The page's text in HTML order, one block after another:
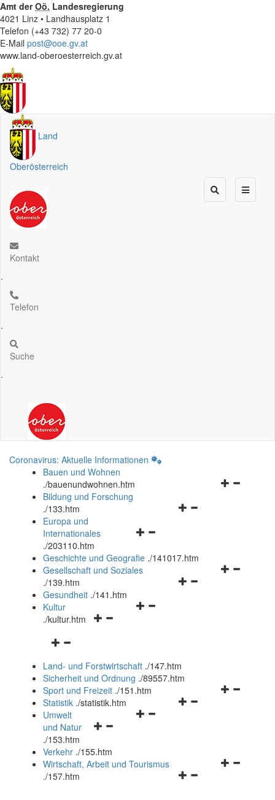
Amt derOö. Landesregierung
4021 Linz • Landhausplatz 1
Telefon (+43 732) 77 20-0
E-Mail post@ooe.gv.at
www.land-oberoesterreich.gv.at
Land
Oberösterreich
Kontakt
.
Telefon
.
Suche
.
Coronavirus: Aktuelle Informationen
Bauen und Wohnen
./bauenundwohnen.htm
Navigationsmenü
Bildung und Forschung
./133.htm
Navigationsmenü
und
schließen
Europa und
Internationales
./203110.htm
Geschichte und Geografie ./141017.htm
Navigationsmenü
Gesellschaft und Soziales
./139.htm
Navigationsmenü
Gesundheit ./141.htm
Navigationsmenü
Kultur
./kultur.htm
Navigationsmenü
und
schließen
Land- und Forstwirtschaft ./147.htm
Sicherheit und Ordnung ./89557.htm
Navigationsmenü
Sport und Freizeit ./151.htm
Navigationsmenü
Statistik ./statistik.htm
Navigationsmenü
und
schließen
Umwelt
und Natur
./153.htm
Verkehr ./155.htm
Navigationsmenü
Wirtschaft, Arbeit und Tourismus
./157.htm